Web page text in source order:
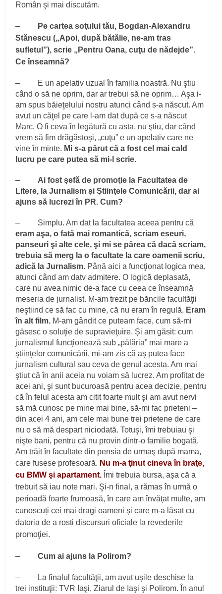
Român şi mai discutăm.
–
Pe cartea soţului tău, Bogdan-Alexandru
Stănescu („Apoi, după bătălie, ne-am tras
sufletul”), scrie „Pentru Oana, cuţu de nădejde”.
Ce înseamnă?
– E un apelativ uzual în familia noastră. Nu ştiu
când o să ne oprim, dar ar trebui să ne oprim… Aşa i-
am spus băieţelului nostru atunci când s-a născut. Am
avut un căţel pe care l-am dat după ce s-a născut
Marc. O fi ceva în legătură cu asta, nu ştiu, dar când
vrem să fim drăgăstoşi, „cuţu” e un apelativ care ne
vine în minte. Mi s-a părut că a fost cel mai cald
lucru pe care putea să mi-l scrie.
– Ai fost şefă de promoţie la Facultatea de
Litere, la Jurnalism şi Ştiinţele Comunicării, dar ai
ajuns să lucrezi în PR. Cum?
– Simplu. Am dat la facultatea aceea pentru că
eram aşa, o fată mai romantică, scriam eseuri,
panseuri şi alte cele, şi mi se părea că dacă scriam,
trebuia să merg la o facultate la care oamenii scriu,
adică la Jurnalism. Până aici a funcţionat logica mea,
atunci când am datv admitere. O logică deplasată,
care nu avea nimic de-a face cu ceea ce înseamnă
meseria de jurnalist. M-am trezit pe băncile facultăţii
neştiind ce să fac cu mine, că nu eram în regulă. Eram
în alt film. M-am gândit ce puteam face, cum să-mi
găsesc o soluţie de supravieţuire. Și am găsit: cum
jurnalismul funcţionează sub „pălăria” mai mare a
ştiinţelor comunicării, mi-am zis că aş putea face
jurnalism cultural sau ceva de genul acesta. Am mai
ştiut că în anii aceia nu voiam să lucrez. Am profitat de
acei ani, şi sunt bucuroasă pentru acea decizie, pentru
că în felul acesta am citit foarte mult şi am avut nervi
să mă cunosc pe mine mai bine, să-mi fac prieteni –
din acei 4 ani, am cele mai bune trei prietene de care
nu o să mă despart niciodată. Totuşi, îmi trebuiau şi
nişte bani, pentru că nu provin dintr-o familie bogată.
Am trăit în facultate din pensia de urmaş după mama,
care fusese profesoară. Nu m-a ţinut cineva în braţe,
cu BMW şi apartament. Îmi trebuia bursa, așa că a
trebuit să iau note mari. Şi-n final, a rămas în urmă o
perioadă foarte frumoasă, în care am învăţat multe, am
cunoscuți cei mai dragi oameni şi care m-a lăsat cu
datoria de a rosti discursuri oficiale la revederile
promoţiei.
–Cum ai ajuns la Polirom?
– La finalul facultăţii, am avut uşile deschise la
trei instituţii: TVR Iaşi, Ziarul de Iaşi şi Polirom. În anul